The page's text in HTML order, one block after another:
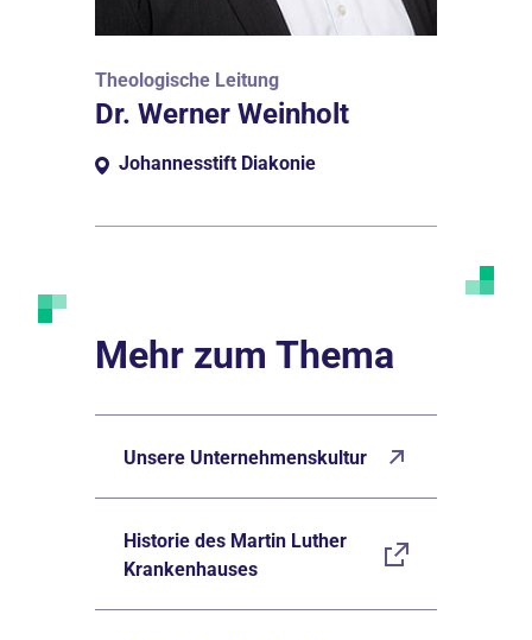
Theologische Leitung
Dr. Werner Weinholt
Johannesstift Diakonie
Mehr zum Thema
Unsere Unternehmenskultur
Historie des Martin Luther
Krankenhauses